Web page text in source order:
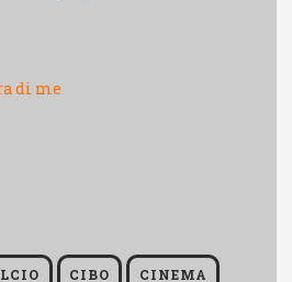
di me
CIBO CINEMA